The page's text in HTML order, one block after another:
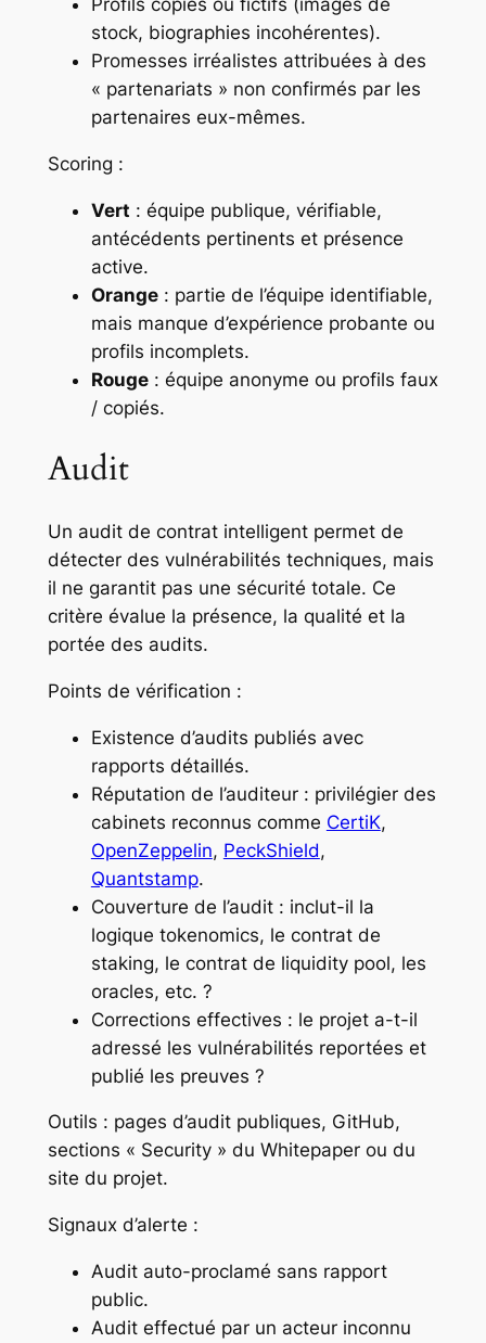
Profils copiés ou fictifs (images de
stock, biographies incohérentes).
Promesses irréalistes attribuées à des
« partenariats » non confirmés par les
partenaires eux-mêmes.
Scoring :
Vert : équipe publique, vérifiable,
antécédents pertinents et présence
active.
Orange: partie de l’équipe identifiable,
mais manque d’expérience probante ou
profils incomplets.
Rouge: équipe anonyme ou profils faux
/ copiés.
Audit
Un audit de contrat intelligent permet de
détecter des vulnérabilités techniques, mais
il ne garantit pas une sécurité totale. Ce
critère évalue la présence, la qualité et la
portée des audits.
Points de vérification :
Existence d’audits publiés avec
rapports détaillés.
Réputation de l’auditeur : privilégier des
cabinets reconnus comme CertiK,
OpenZeppelin, PeckShield,
Quantstamp.
Couverture de l’audit : inclut-il la
logique tokenomics, le contrat de
staking, le contrat de liquidity pool, les
oracles, etc. ?
Corrections effectives : le projet a-t-il
adressé les vulnérabilités reportées et
publié les preuves ?
Outils : pages d’audit publiques, GitHub,
sections « Security » du Whitepaper ou du
site du projet.
Signaux d’alerte :
Audit auto-proclamé sans rapport
public.
Audit effectué par un acteur inconnu